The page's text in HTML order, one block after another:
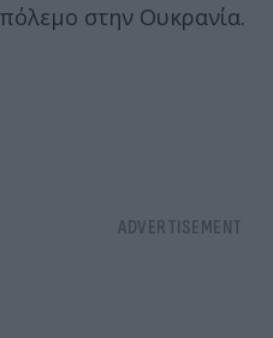
πόλεμο στην Ουκρανία.